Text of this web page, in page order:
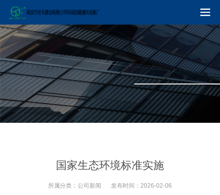
国家生态环境标准实施
所属分类： 公司新闻 发布时间： 2026-02-06